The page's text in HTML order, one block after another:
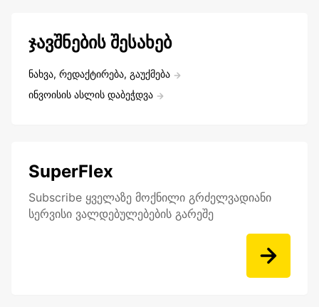
ჯავშნების შესახებ
ნახვა, რედაქტირება, გაუქმება
ინვოისის ასლის დაბეჭდვა
SuperFlex
Subscribe ყველაზე მოქნილი გრძელვადიანი
სერვისი ვალდებულებების გარეშე